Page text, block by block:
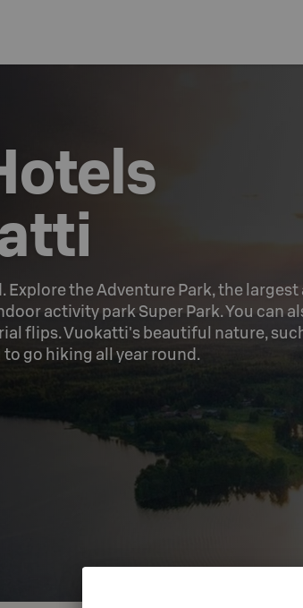
the Adventure Park, the largest
activity park Super Park. You can
flips. Vuokatti's beautiful nature,
go hiking all year round.